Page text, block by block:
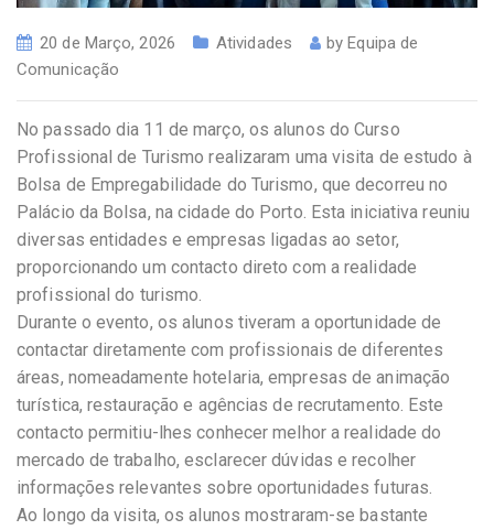
20 de Março, 2026 Atividades byEquipa de
Comunicação
No passado dia 11 de março, os alunos do Curso
Profissional de Turismo realizaram uma visita de estudo à
Bolsa de Empregabilidade do Turismo, que decorreu no
Palácio da Bolsa, na cidade do Porto. Esta iniciativa reuniu
diversas entidades e empresas ligadas ao setor,
proporcionando um contacto direto com a realidade
profissional do turismo.
Durante o evento, os alunos tiveram a oportunidade de
contactar diretamente com profissionais de diferentes
áreas, nomeadamente hotelaria, empresas de animação
turística, restauração e agências de recrutamento. Este
contacto permitiu-lhes conhecer melhor a realidade do
mercado de trabalho, esclarecer dúvidas e recolher
informações relevantes sobre oportunidades futuras.
Ao longo da visita, os alunos mostraram-se bastante